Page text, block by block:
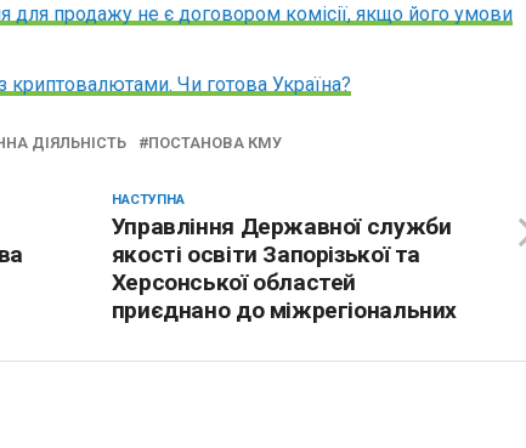
для продажу не є договором комісії, якщо його умови
Чи готова Україна?
ДІЯЛЬНІСТЬ ПОСТАНОВА КМУ
НАСТУПНА
Управління Державної служби
якості освіти Запорізької та
Херсонської областей
приєднано до міжрегіональних